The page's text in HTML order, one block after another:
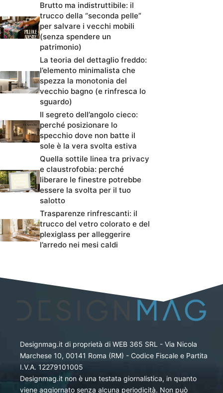
Brutto ma indistruttibile: il
trucco della “seconda pelle”
per salvare i vecchi mobili
(senza spendere un
patrimonio)
La teoria del dettaglio freddo:
l’elemento minimalista che
spezza la monotonia del
vecchio bagno (e rinfresca lo
sguardo)
Il segreto dell’angolo cieco:
perché posizionare lo
specchio dove non batte il
sole è la vera svolta estiva
Quella sottile linea tra privacy
e claustrofobia: perché
liberare le finestre potrebbe
essere la svolta per il tuo
salotto
Trasparenze rinfrescanti: il
trucco del vetro colorato e del
plexiglass per alleggerire
l’arredo nei mesi caldi
Designmag.it di proprietà di WEB 365 SRL - Via Nicola
Marchese 10, 00141 Roma (RM) - Codice Fiscale e Partita
I.V.A. 12279101005
Designmag.it non è una testata giornalistica, in quanto
viene aggiornato senza alcuna periodicità. Non può